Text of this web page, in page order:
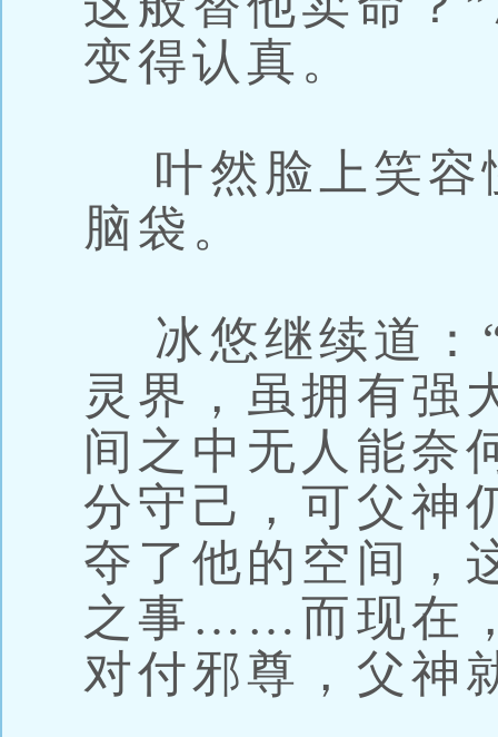
变得认真。
叶然脸上笑容
脑袋。
冰悠继续道：
灵界，虽拥有强
间之中无人能奈
分守己，可父神
夺了他的空间，
之事……而现在
对付邪尊，父神